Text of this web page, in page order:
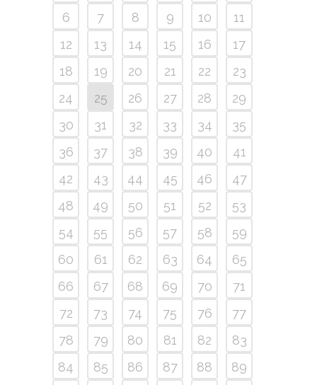
6
7 8 9 10
11
12
13 14 15 16
17
18
19 20 21 22
23
24
25 26 27 28
29
30
31 32 33 34
35
36
37 38 39 40
41
42
43 44 45 46
47
48
49 50 51 52
53
54
55 56 57 58
59
60
61 62 63 64
65
66
67 68 69 70
71
72
73 74 75 76
77
78
79 80 81 82
83
84
85 86 87 88
89